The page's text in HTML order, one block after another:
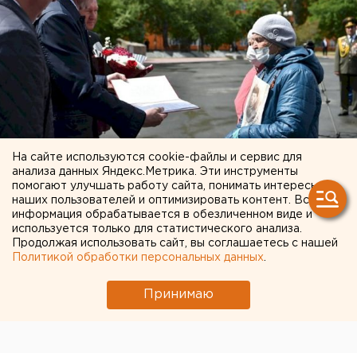
Судьба В.П. Берсенева вручена его внучатым
племянницам – Анне Анатольевне Дмитриевой и
Надежде Константиновне Сараевой. Судьба Г.Н.
Баженова - его сестре Ираиде Николаевне
Васниной и племяннице Галине Павловне
На сайте используются cookie-файлы и сервис для
анализа данных Яндекс.Метрика. Эти инструменты
помогают улучшать работу сайта, понимать интересы
наших пользователей и оптимизировать контент. Вся
информация обрабатывается в обезличенном виде и
используется только для статистического анализа.
Продолжая использовать сайт, вы соглашаетесь с нашей
Политикой обработки персональных данных
Принимаю